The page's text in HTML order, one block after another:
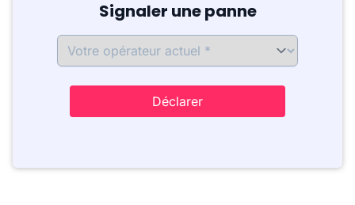
Signaler une panne
Déclarer